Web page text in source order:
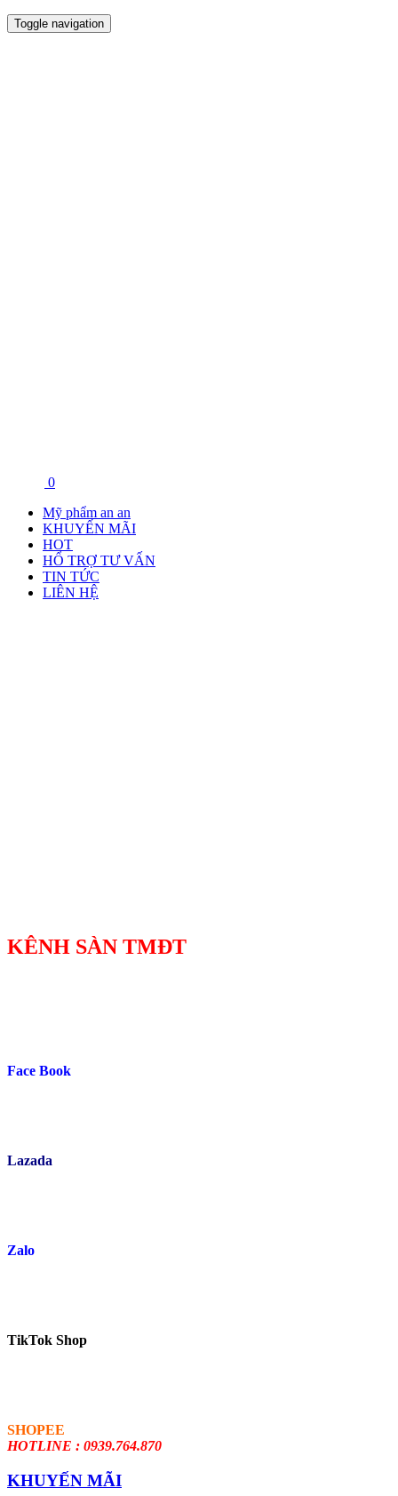
Toggle navigation
0
Mỹ phẩm an an
KHUYẾN MÃI
HOT
HỔ TRỢ TƯ VẤN
TIN TỨC
LIÊN HỆ
KÊNH SÀN TMĐT
Face Book
Lazada
Zalo
TikTok Shop
SHOPEE
HOTLINE : 0939.764.870
KHUYẾN MÃI